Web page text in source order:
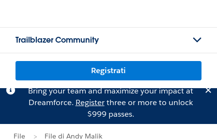
Trailblazer Community
Registrati
Bring your team and maximize your impact at
Dreamforce. Registerthree or more to unlock
$999 passes.
File
File di Andy Malik